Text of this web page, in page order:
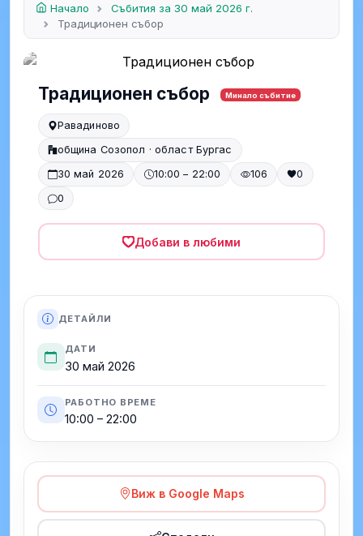
Начало
Събития за 30 май 2026 г.
Традиционен събор
Традиционен събор Минало събитие
Равадиново
община Созопол · област Бургас
30 май 2026
10:00 – 22:00 106
0
0
Добави в любими
ДЕТАЙЛИ
ДАТИ
30 май 2026
РАБОТНО ВРЕМЕ
10:00 – 22:00
Виж в Google Maps